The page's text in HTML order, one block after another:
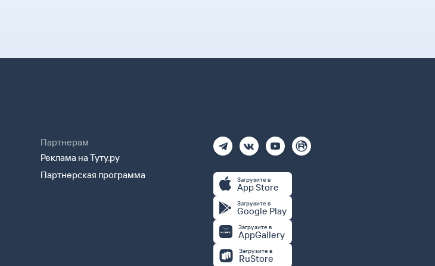
Партнерам
Реклама на Туту.ру
Партнерская программа
Загрузите в
App Store
Загрузите в
Google Play
Загрузите в
AppGallery
Загрузите в
RuStore